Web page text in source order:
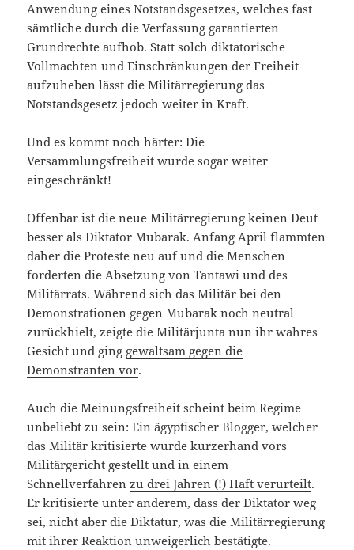
Anwendung eines Notstandsgesetzes, welchesfast
sämtliche durch die Verfassung garantierten
Grundrechte aufhob. Statt solch diktatorische
Vollmachten und Einschränkungen der Freiheit
aufzuheben lässt die Militärregierung das
Notstandsgesetz jedoch weiter in Kraft.
Und es kommt noch härter: Die
Versammlungsfreiheit wurde sogarweiter
eingeschränkt!
Offenbar ist die neue Militärregierung keinen Deut
besser als Diktator Mubarak. Anfang April flammten
daher die Proteste neu auf und die Menschen
forderten die Absetzung von Tantawi und des
Militärrats. Während sich das Militär bei den
Demonstrationen gegen Mubarak noch neutral
zurückhielt, zeigte die Militärjunta nun ihr wahres
Gesicht und ging gewaltsam gegen die
Demonstranten vor.
Auch die Meinungsfreiheit scheint beim Regime
unbeliebt zu sein: Ein ägyptischer Blogger, welcher
das Militär kritisierte wurde kurzerhand vors
Militärgericht gestellt und in einem
Schnellverfahrenzu drei Jahren (!) Haft verurteilt.
Er kritisierte unter anderem, dass der Diktator weg
sei, nicht aber die Diktatur, was die Militärregierung
mit ihrer Reaktion unweigerlich bestätigte.